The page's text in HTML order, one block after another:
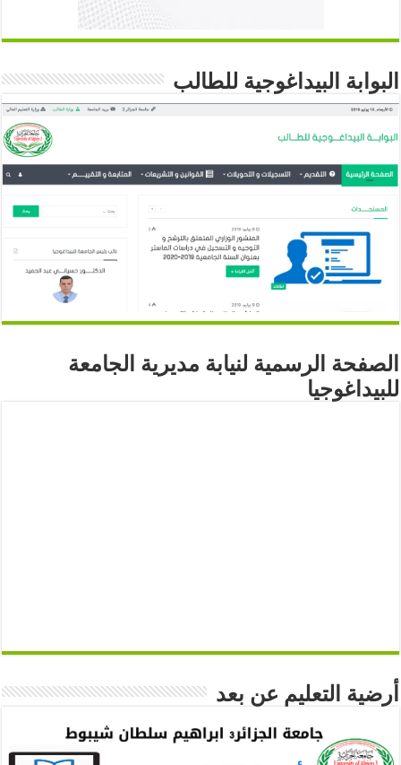
البوابة البيداغوجية للطالب
الصفحة الرسمية لنيابة مديرية الجامعة
للبيداغوجيا
أرضية التعليم عن بعد